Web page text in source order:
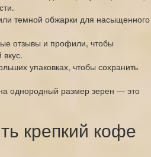
темной обжарки для насыщенного
отзывы и профили, чтобы
упаковках, чтобы сохранить
однородный размер зерен — это
крепкий кофе